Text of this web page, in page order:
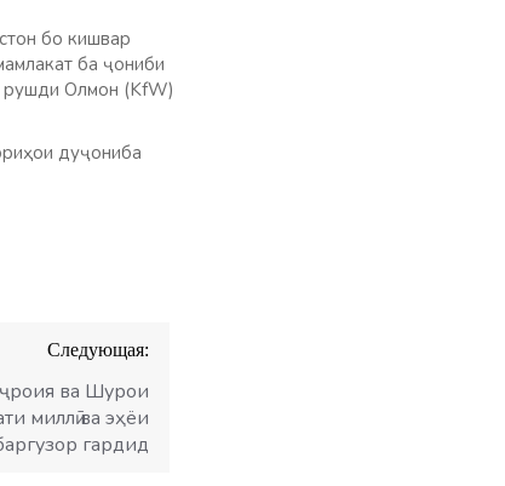
бо кишвар
ба ҷониби
рушди Олмон (KfW)
дуҷониба
Следующая:
ва Шурои
миллӣ ва эҳёи
гардид